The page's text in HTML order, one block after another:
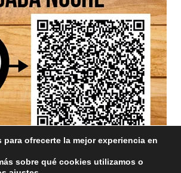
ofrecerte la mejor experiencia en
sobre qué cookies utilizamos o